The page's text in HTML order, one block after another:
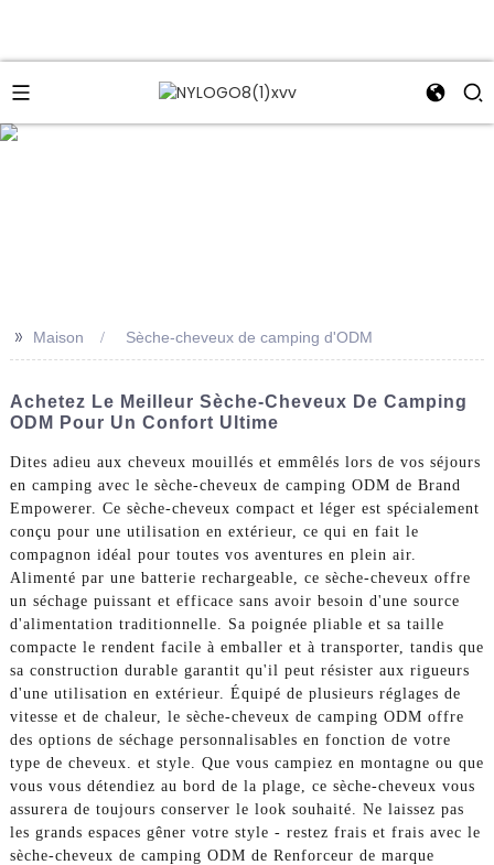
>> Maison Sèche-cheveux de camping d'ODM
Achetez Le Meilleur Sèche-Cheveux De Camping
ODM Pour Un Confort Ultime
Dites adieu aux cheveux mouillés et emmêlés lors de vos séjours
en camping avec le sèche-cheveux de camping ODM de Brand
Empowerer. Ce sèche-cheveux compact et léger est spécialement
conçu pour une utilisation en extérieur, ce qui en fait le
compagnon idéal pour toutes vos aventures en plein air.
Alimenté par une batterie rechargeable, ce sèche-cheveux offre
un séchage puissant et efficace sans avoir besoin d'une source
d'alimentation traditionnelle. Sa poignée pliable et sa taille
compacte le rendent facile à emballer et à transporter, tandis que
sa construction durable garantit qu'il peut résister aux rigueurs
d'une utilisation en extérieur. Équipé de plusieurs réglages de
vitesse et de chaleur, le sèche-cheveux de camping ODM offre
des options de séchage personnalisables en fonction de votre
type de cheveux. et style. Que vous campiez en montagne ou que
vous vous détendiez au bord de la plage, ce sèche-cheveux vous
assurera de toujours conserver le look souhaité. Ne laissez pas
les grands espaces gêner votre style - restez frais et frais avec le
sèche-cheveux de camping ODM de Renforceur de marque